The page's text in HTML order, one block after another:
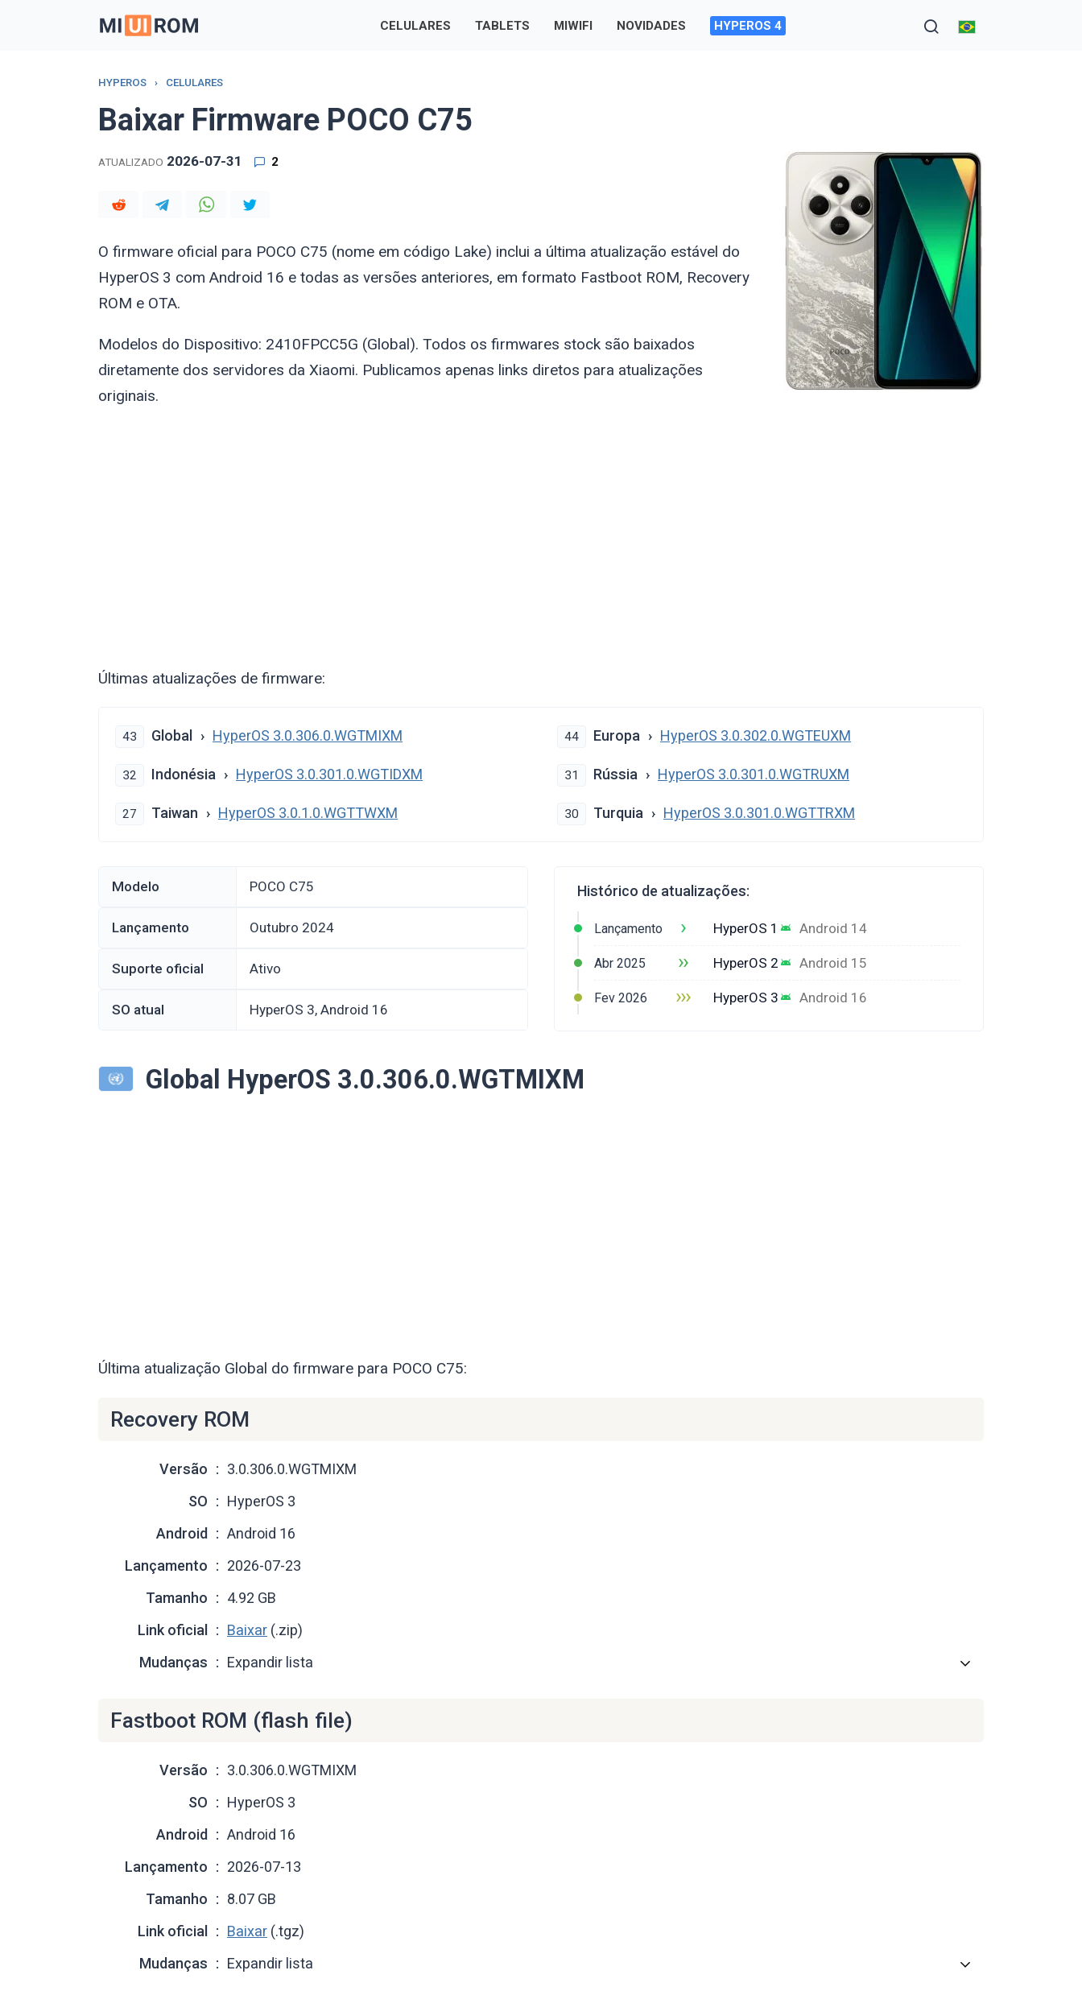
CELULARES TABLETS MIWIFI NOVIDADES HYPEROS 4
HYPEROS › CELULARES
Baixar Firmware POCO C75
ATUALIZADO 2026-07-31 2
O firmware oficial para POCO C75 (nome em código Lake) inclui a última atualização estável do
HyperOS 3 com Android 16 e todas as versões anteriores, em formato Fastboot ROM, Recovery
ROM e OTA.
Modelos do Dispositivo: 2410FPCC5G (Global). Todos os firmwares stock são baixados
diretamente dos servidores da Xiaomi. Publicamos apenas links diretos para atualizações
originais.
Últimas atualizações de firmware:
43 Global HyperOS 3.0.306.0.WGTMIXM 44 Europa HyperOS 3.0.302.0.WGTEUXM
32 Indonésia HyperOS 3.0.301.0.WGTIDXM 31 Rússia HyperOS 3.0.301.0.WGTRUXM
27 Taiwan HyperOS 3.0.1.0.WGTTWXM 30 Turquia HyperOS 3.0.301.0.WGTTRXM
Modelo POCO C75
Lançamento outubro 2024
Suporte oficial Ativo
SO atual HyperOS 3, Android 16
Histórico de atualizações:
Lançamento › HyperOS 1 Android 14
Abr 2025 ›› HyperOS 2 Android 15
Fev 2026 ››› HyperOS 3 Android 16
Global HyperOS 3.0.306.0.WGTMIXM
Última atualização Global do firmware para POCO C75:
Recovery ROM
Versão
3.0.306.0.WGTMIXM
SO
HyperOS 3
Android
Android 16
Lançamento
2026-07-23
Tamanho
4.92 GB
Link oficial
Baixar (.zip)
Mudanças
Expandir lista
Fastboot ROM (flash file)
Versão
3.0.306.0.WGTMIXM
SO
HyperOS 3
Android
Android 16
Lançamento
2026-07-13
Tamanho
8.07 GB
Link oficial
Baixar (.tgz)
Mudanças
Expandir lista